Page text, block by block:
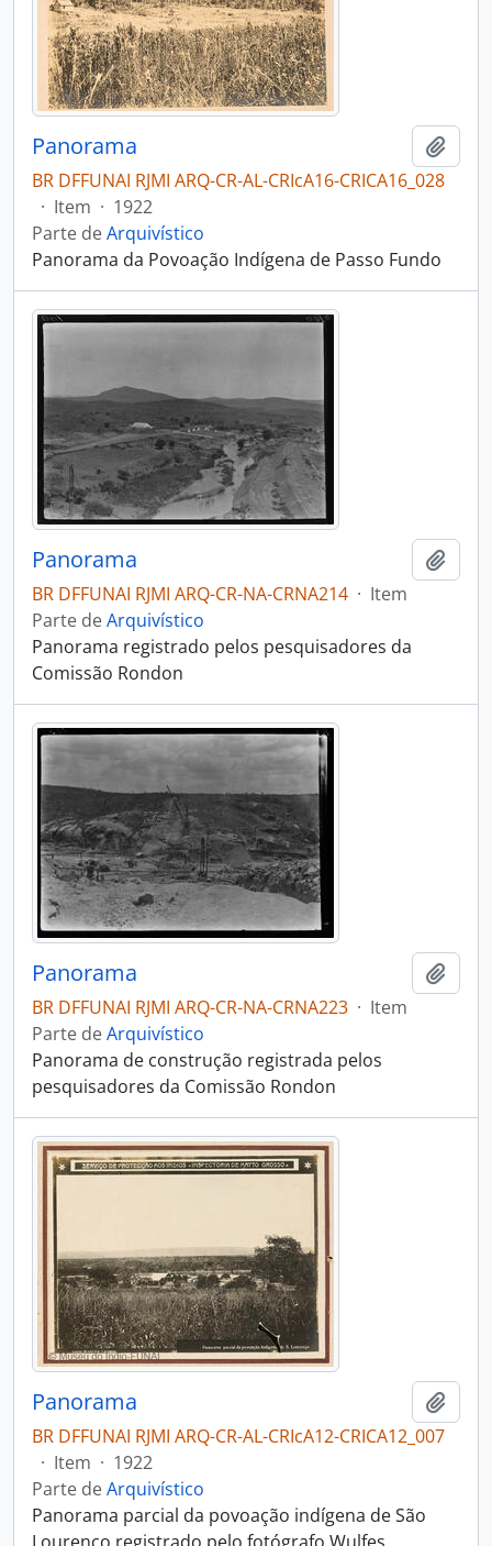
Panorama
BR DFFUNAI RJMI ARQ-CR-AL-CRIcA16-CRICA16_028
· Item · 1922
Parte deArquivístico
Panorama da Povoação Indígena de Passo Fundo
Panorama
BR DFFUNAI RJMI ARQ-CR-NA-CRNA214 · Item
Parte deArquivístico
Panorama registrado pelos pesquisadores da
Comissão Rondon
Panorama
BR DFFUNAI RJMI ARQ-CR-NA-CRNA223 · Item
Parte deArquivístico
Panorama de construção registrada pelos
pesquisadores da Comissão Rondon
Panorama
BR DFFUNAI RJMI ARQ-CR-AL-CRIcA12-CRICA12_007
· Item · 1922
Parte deArquivístico
Panorama parcial da povoação indígena de São